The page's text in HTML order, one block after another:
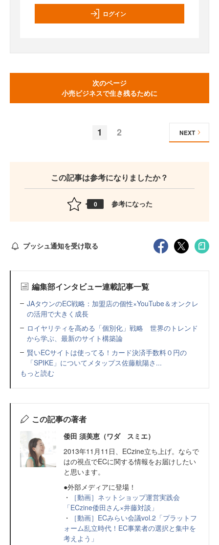
ログイン
次のページ
小売ビジネスで生き残るために
1 2 NEXT
この記事は参考になりましたか？
0 参考になった
プッシュ通知を受け取る
編集部インタビュー連載記事一覧
JAタウンのEC戦略：加盟店の個性×YouTube＆オンクレ
の活用で大きく成長
ロイヤリティを高める「個別化」戦略 世界のトレンド
から学ぶ、最新のサイト構築論
賢いECサイトは使ってる！カード決済手数料０円の
「SPIKE」についてメタップス佐藤航陽さ...
もっと読む
この記事の著者
倭田 須美恵（ワダ スミエ）
2013年11月11日、ECzine立ち上げ。ならで
はの視点でECに関する情報をお届けしたい
と思います。
●外部メディアに登場！
・
［動画］ネットショップ運営実践会
「ECzine倭田さん×井藤対談」
・
［動画］ECみらい会議vol.2「プラットフ
ォーム乱立時代！EC事業者の選択と集中を
考えよう」